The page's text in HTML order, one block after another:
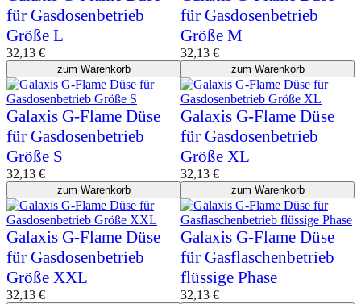
für Gasdosenbetrieb
Größe L
32,13 €
zum Warenkorb
für Gasdosenbetrieb
Größe M
32,13 €
zum Warenkorb
Galaxis G-Flame Düse
für Gasdosenbetrieb
Größe S
32,13 €
zum Warenkorb
Galaxis G-Flame Düse
für Gasdosenbetrieb
Größe XL
32,13 €
zum Warenkorb
Galaxis G-Flame Düse
für Gasdosenbetrieb
Größe XXL
32,13 €
Galaxis G-Flame Düse
für Gasflaschenbetrieb
flüssige Phase
32,13 €